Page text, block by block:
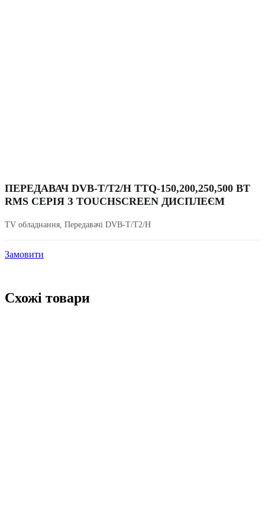
ПЕРЕДАВАЧ DVB-T/T2/H TTQ-150,200,250,500 ВТ
RMS СЕРІЯ З TOUCHSCREEN ДИСПЛЕЄМ
TV обладнання, Передавачі DVB-T/T2/H
Замовити
Схожі товари